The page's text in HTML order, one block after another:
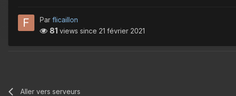
Par flicaillon
81 views since 21 février 2021
Aller vers serveurs